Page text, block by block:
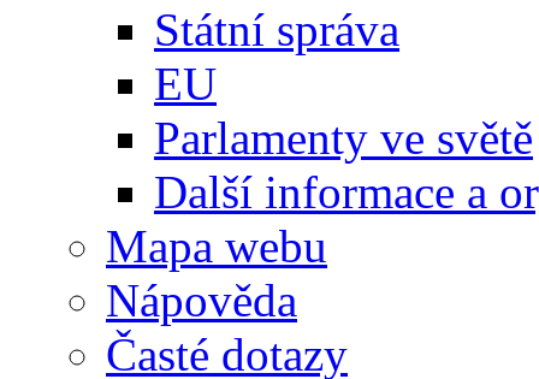
Státní správa
EU
Parlamenty ve světě
Další informace a
Mapa webu
Nápověda
Časté dotazy